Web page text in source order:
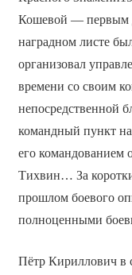
Кошевой — первым
наградном листе
организовал
времени со своим
непосредственной
командный пункт
его командованием
Тихвин… За
прошлом боевого
полноценными
Пётр Кириллович в